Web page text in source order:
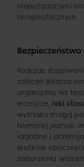
niepożądanymi
terapeutycznych.
Podczas
zaleceń lekarza
organizmu na
lecznicze, leki
wytrysku mogą
Niemniej jednak,
łagodne i
skutków
zaburzenia